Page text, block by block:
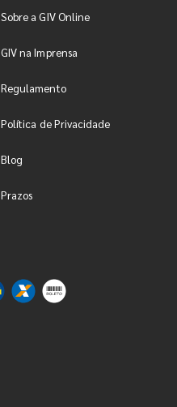
Sobre a GIV Online
GIV na Imprensa
Regulamento
Política de Privacidade
Blog
Prazos